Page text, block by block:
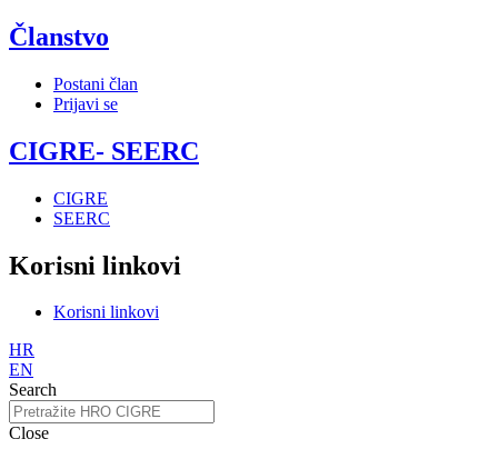
Članstvo
Postani član
Prijavi se
CIGRE- SEERC
CIGRE
SEERC
Korisni linkovi
Korisni linkovi
HR
EN
Search
Close